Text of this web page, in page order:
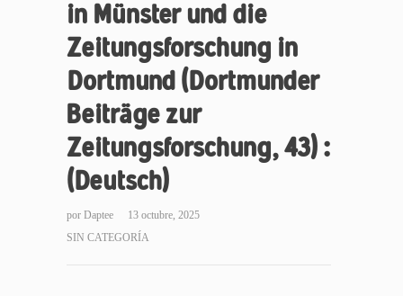
in Münster und die
Zeitungsforschung in
Dortmund (Dortmunder
Beiträge zur
Zeitungsforschung, 43) :
(Deutsch)
por Daptee
13 octubre, 2025
SIN CATEGORÍA